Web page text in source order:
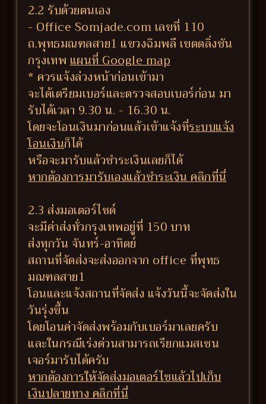
2.2 รับด้วยตนเอง
- Office Somjade.com เลขที่ 110
ถ.พุทธมณฑลสาย1 แขวงฉิมพลี เขตตลิ่งชัน
กรุงเทพแผนที่ Google map
* ควรแจ้งล่วงหน้าก่อนเข้ามา
จะได้เตรียมเบอร์และตรวจสอบเบอร์ก่อน มา
รับได้เวลา 9.30 น. - 16.30 น.
โดยจะโอนเงินมาก่อนแล้วเข้าแจ้งที่ระบบแจ้ง
โอนเงินก็ได้
หรือจะมารับแล้วชำระเงินเลยก็ได้
หากต้องการมารับเองแล้วชำระเงิน คลิกที่นี่
2.3 ส่งมอเตอร์ไซด์
จะมีค่าส่งทั่วกรุงเทพอยู่ที่ 150 บาท
ส่งทุกวัน จันทร์-อาทิตย์
สถานที่จัดส่งจะส่งออกจาก office ที่พุทธ
มณฑลสาย1
โอนและแจ้งสถานที่จัดส่ง แจ้งวันนี้จะจัดส่งใน
วันรุ่งขึ้น
โดยโอนค่าจัดส่งพร้อมกับเบอร์มาเลยครับ
และในกรณีเร่งด่วนสามารถเรียกแมสเซน
เจอร์มารับได้ครับ
หากต้องการให้จัดส่งมอเตอร์ไซแล้วไปเก็บ
เงินปลายทาง คลิกที่นี่